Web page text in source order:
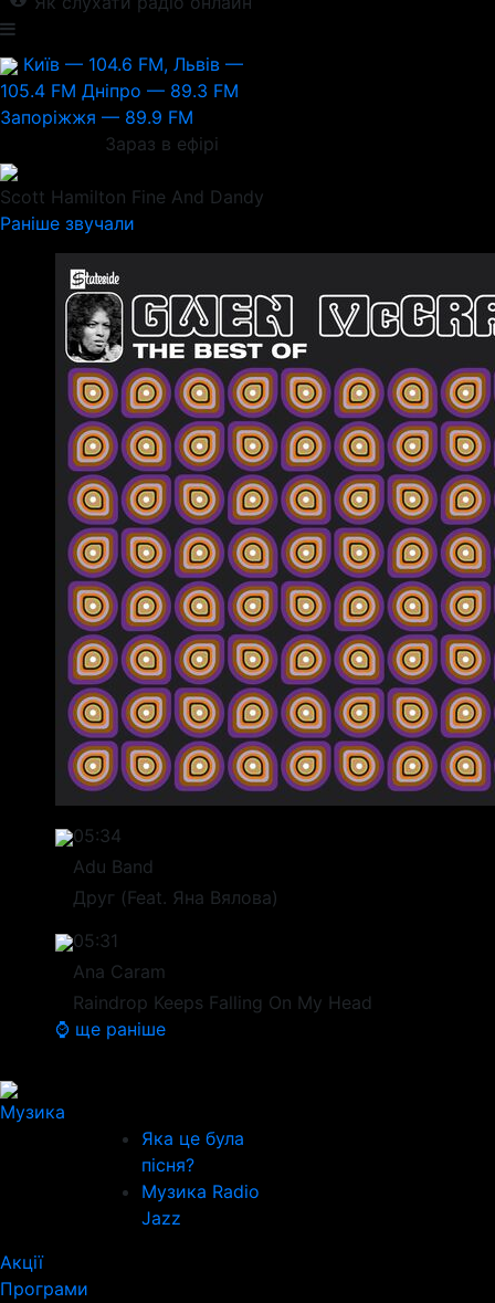
Київ — 104.6 FM, Львів —
105.4 FM Дніпро — 89.3 FM
Запоріжжя — 89.9 FM
Зараз в ефірі
Scott Hamilton Fine And Dandy
Раніше звучали
05:34
Adu Band
Друг (Feat. Яна Вялова)
05:31
Ana Caram
Raindrop Keeps Falling On My Head
⌚ ще раніше
Музика
Яка це була
пісня?
Музика Radio
Jazz
Акції
Програми